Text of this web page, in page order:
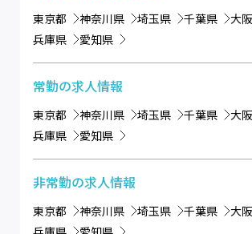
東京都 神奈川県 埼玉県 千葉県 大
兵庫県
愛知県
常勤の求人情報
東京都 神奈川県 埼玉県 千葉県 大
兵庫県
愛知県
非常勤の求人情報
東京都 神奈川県 埼玉県 千葉県 大